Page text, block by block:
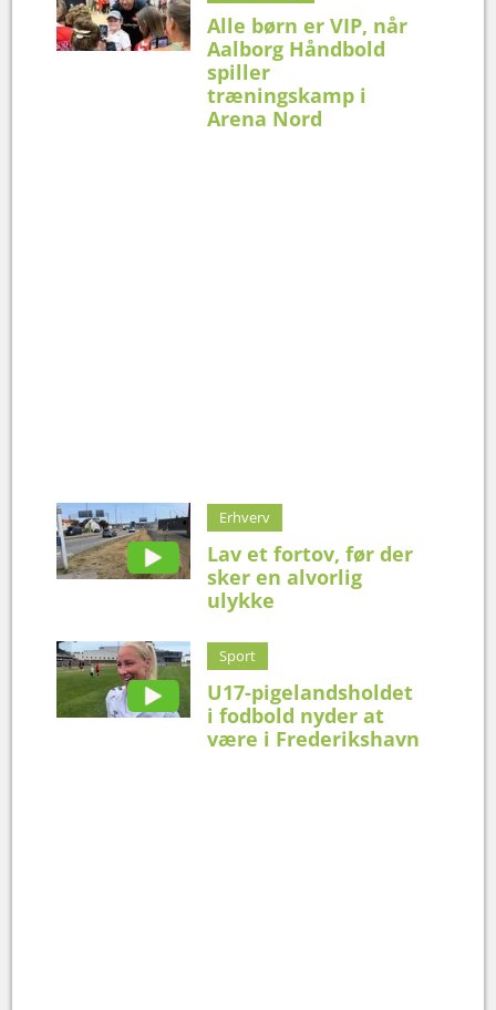
Alle børn er VIP, når
Aalborg Håndbold
spiller
træningskamp i
Arena Nord
Erhverv
Lav et fortov, før der
sker en alvorlig
ulykke
Sport
U17-pigelandsholdet
i fodbold nyder at
være i Frederikshavn